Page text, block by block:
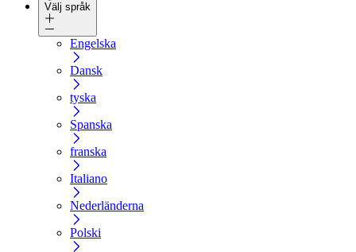
Välj språk
Engelska
Dansk
tyska
Spanska
franska
Italiano
Nederländerna
Polski